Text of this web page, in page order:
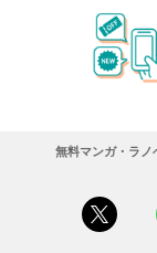
無料マンガ・ラノ